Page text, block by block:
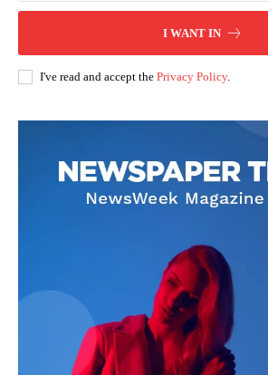
I WANT IN
I've read and accept the Privacy Policy.